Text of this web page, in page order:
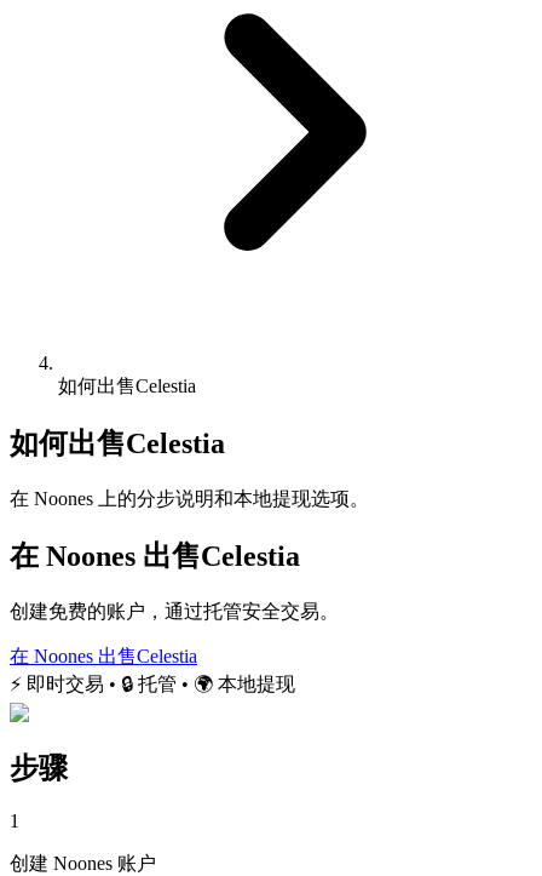
如何出售Celestia
如何出售Celestia
在 Noones 上的分步说明和本地提现选项。
在 Noones 出售Celestia
创建免费的账户，通过托管安全交易。
在 Noones 出售Celestia
⚡ 即时交易 • 🔒 托管 • 🌍 本地提现
步骤
1
创建 Noones 账户